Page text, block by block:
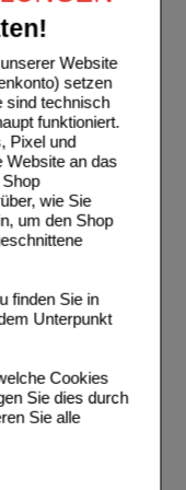
Website
setzen
sind technisch
funktioniert.
Pixel und
Website an das
wie Sie
um den Shop
finden Sie in
Unterpunkt
Cookies
Sie dies durch
Sie alle